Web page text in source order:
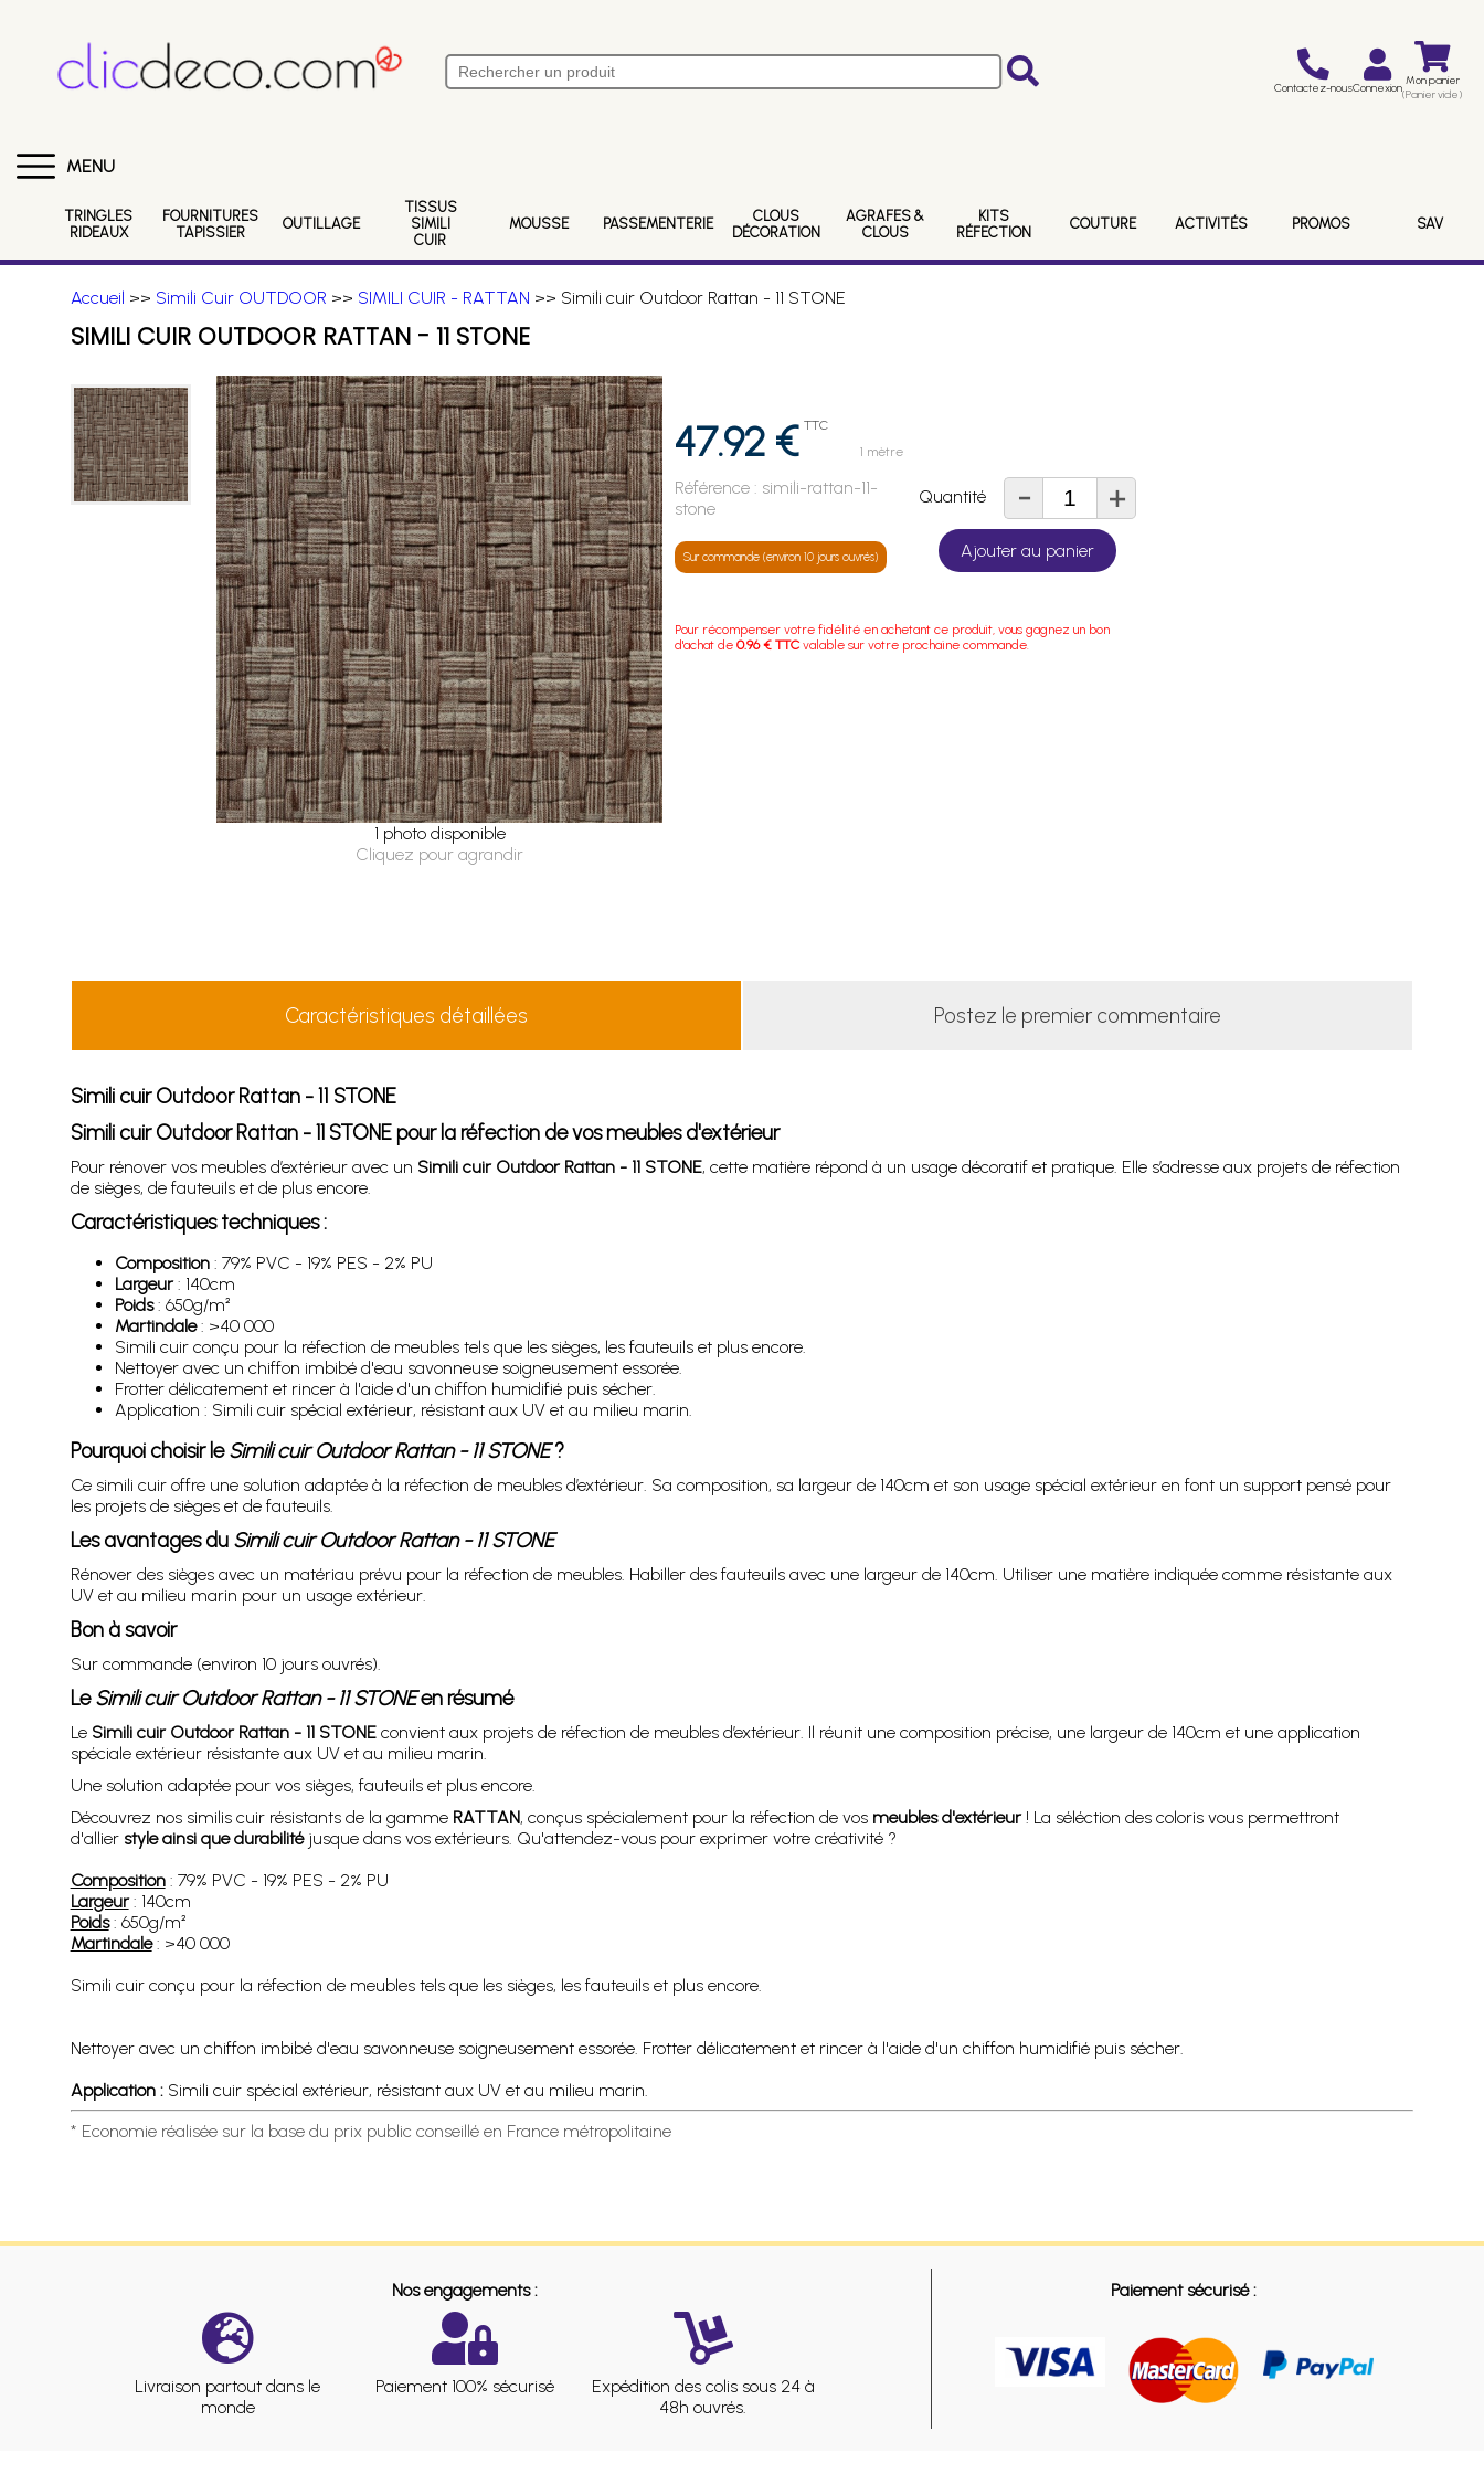
Contactez-nousConnexion Mon panier
(Panier vide)
MENU
TRINGLES
RIDEAUX
FOURNITURES
TAPISSIER
OUTILLAGE
TISSUS
SIMILI
CUIR
MOUSSE PASSEMENTERIE
CLOUS
DÉCORATION
AGRAFES &
CLOUS
KITS
RÉFECTION
COUTURE ACTIVITÉS PROMOS SAV
Accueil >> Simili Cuir OUTDOOR >> SIMILI CUIR - RATTAN >> Simili cuir Outdoor Rattan - 11 STONE
SIMILI CUIR OUTDOOR RATTAN - 11 STONE
1 photo disponible
Cliquez pour agrandir
47.92 € TTC
1 mètre
Référence : simili-rattan-11-
stone
Sur commande (environ 10 jours ouvrés)
Quantité - +
Ajouter au panier
Pour récompenser votre fidélité en achetant ce produit, vous gagnez un bon
d'achat de0.96 € TTC valable sur votre prochaine commande.
Caractéristiques détaillées Postez le premier commentaire
Simili cuir Outdoor Rattan - 11 STONE
Simili cuir Outdoor Rattan - 11 STONE pour la réfection de vos meubles d'extérieur
Pour rénover vos meubles d’extérieur avec un Simili cuir Outdoor Rattan - 11 STONE, cette matière répond à un usage décoratif et pratique. Elle s’adresse aux projets de réfection
de sièges, de fauteuils et de plus encore.
Caractéristiques techniques :
Composition: 79% PVC - 19% PES - 2% PU
Largeur: 140cm
Poids: 650g/m²
Martindale: >40 000
Simili cuir conçu pour la réfection de meubles tels que les sièges, les fauteuils et plus encore.
Nettoyer avec un chiffon imbibé d'eau savonneuse soigneusement essorée.
Frotter délicatement et rincer à l'aide d'un chiffon humidifié puis sécher.
Application : Simili cuir spécial extérieur, résistant aux UV et au milieu marin.
Pourquoi choisir leSimili cuir Outdoor Rattan - 11 STONE?
Ce simili cuir offre une solution adaptée à la réfection de meubles d’extérieur. Sa composition, sa largeur de 140cm et son usage spécial extérieur en font un support pensé pour
les projets de sièges et de fauteuils.
Les avantages du Simili cuir Outdoor Rattan - 11 STONE
Rénover des sièges avec un matériau prévu pour la réfection de meubles. Habiller des fauteuils avec une largeur de 140cm. Utiliser une matière indiquée comme résistante aux
UV et au milieu marin pour un usage extérieur.
Bon à savoir
Sur commande (environ 10 jours ouvrés).
LeSimili cuir Outdoor Rattan - 11 STONEen résumé
Le Simili cuir Outdoor Rattan - 11 STONEconvient aux projets de réfection de meubles d’extérieur. Il réunit une composition précise, une largeur de 140cm et une application
spéciale extérieur résistante aux UV et au milieu marin.
Une solution adaptée pour vos sièges, fauteuils et plus encore.
Découvrez nos similis cuir résistants de la gamme RATTAN, conçus spécialement pour la réfection de vos meubles d'extérieur ! La séléction des coloris vous permettront
d'allier style ainsi que durabilitéjusque dans vos extérieurs. Qu'attendez-vous pour exprimer votre créativité ?
Composition: 79% PVC - 19% PES - 2% PU
Largeur: 140cm
Poids: 650g/m²
Martindale: >40 000
Simili cuir conçu pour la réfection de meubles tels que les sièges, les fauteuils et plus encore.
Nettoyer avec un chiffon imbibé d'eau savonneuse soigneusement essorée. Frotter délicatement et rincer à l'aide d'un chiffon humidifié puis sécher.
Application :Simili cuir spécial extérieur, résistant aux UV et au milieu marin.
* Economie réalisée sur la base du prix public conseillé en France métropolitaine
Nos engagements :
Livraison partout dans le
monde
Paiement 100% sécurisé
Expédition des colis sous 24 à
48h ouvrés.
Paiement sécurisé :